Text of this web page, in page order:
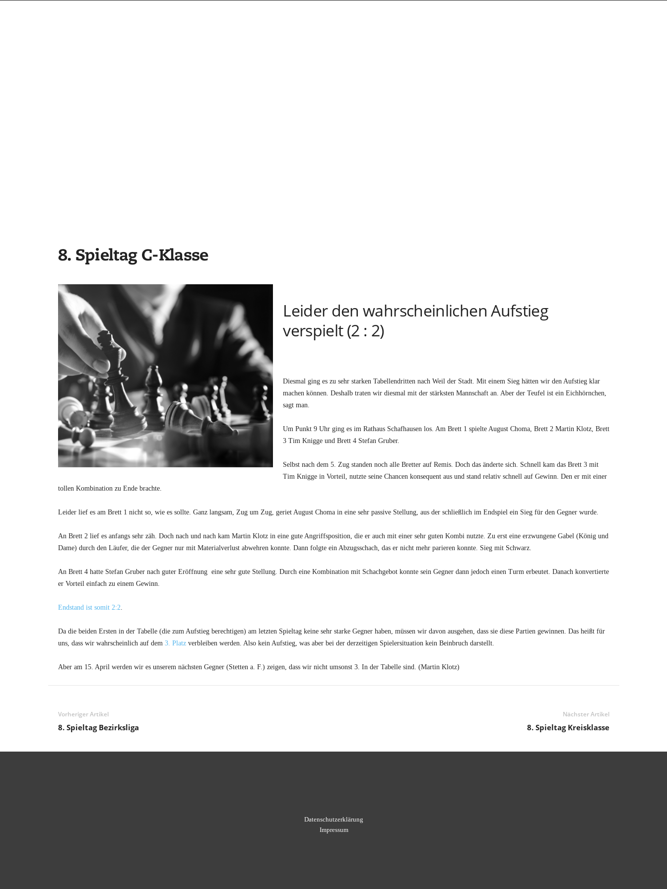
8. Spieltag C-Klasse
Leider den wahrscheinlichen Aufstieg
verspielt (2 : 2)
Diesmal ging es zu sehr starken Tabellendritten nach Weil der Stadt. Mit einem Sieg hätten wir den Aufstieg klar
machen können. Deshalb traten wir diesmal mit der stärksten Mannschaft an. Aber der Teufel ist ein Eichhörnchen,
sagt man.
Um Punkt 9 Uhr ging es im Rathaus Schafhausen los. Am Brett 1 spielte August Choma, Brett 2 Martin Klotz, Brett
3 Tim Knigge und Brett 4 Stefan Gruber.
Selbst nach dem 5. Zug standen noch alle Bretter auf Remis. Doch das änderte sich. Schnell kam das Brett 3 mit
Tim Knigge in Vorteil, nutzte seine Chancen konsequent aus und stand relativ schnell auf Gewinn. Den er mit einer
tollen Kombination zu Ende brachte.
Leider lief es am Brett 1 nicht so, wie es sollte. Ganz langsam, Zug um Zug, geriet August Choma in eine sehr passive Stellung, aus der schließlich im Endspiel ein Sieg für den Gegner wurde.
An Brett 2 lief es anfangs sehr zäh. Doch nach und nach kam Martin Klotz in eine gute Angriffsposition, die er auch mit einer sehr guten Kombi nutzte. Zu erst eine erzwungene Gabel (König und
Dame) durch den Läufer, die der Gegner nur mit Materialverlust abwehren konnte. Dann folgte ein Abzugsschach, das er nicht mehr parieren konnte. Sieg mit Schwarz.
An Brett 4 hatte Stefan Gruber nach guter Eröffnung eine sehr gute Stellung. Durch eine Kombination mit Schachgebot konnte sein Gegner dann jedoch einen Turm erbeutet. Danach konvertierte
er Vorteil einfach zu einem Gewinn.
Endstand ist somit 2:2.
Da die beiden Ersten in der Tabelle (die zum Aufstieg berechtigen) am letzten Spieltag keine sehr starke Gegner haben, müssen wir davon ausgehen, dass sie diese Partien gewinnen. Das heißt für
uns, dass wir wahrscheinlich auf dem 3. Platzverbleiben werden. Also kein Aufstieg, was aber bei der derzeitigen Spielersituation kein Beinbruch darstellt.
Aber am 15. April werden wir es unserem nächsten Gegner (Stetten a. F.) zeigen, dass wir nicht umsonst 3. In der Tabelle sind. (Martin Klotz)
Vorheriger Artikel
8. Spieltag Bezirksliga
Nächster Artikel
8. Spieltag Kreisklasse
Datenschutzerklärung
Impressum